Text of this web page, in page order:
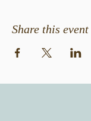
Share this event